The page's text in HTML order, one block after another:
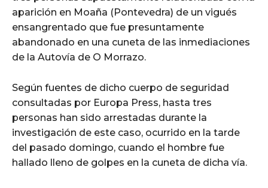
aparición en Moaña (Pontevedra) de un vigués
ensangrentado que fue presuntamente
abandonado en una cuneta de las inmediaciones
de la Autovía de O Morrazo.
Según fuentes de dicho cuerpo de seguridad
consultadas por Europa Press, hasta tres
personas han sido arrestadas durante la
investigación de este caso, ocurrido en la tarde
del pasado domingo, cuando el hombre fue
hallado lleno de golpes en la cuneta de dicha vía.